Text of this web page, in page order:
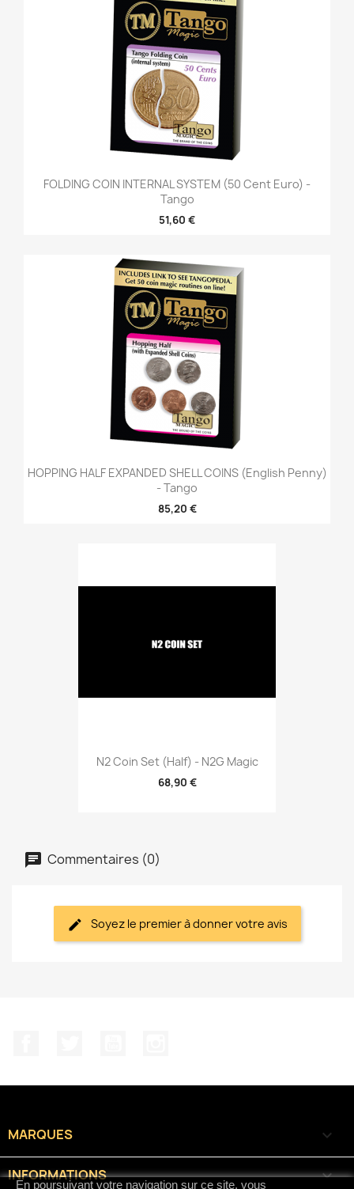
FOLDING COIN INTERNAL SYSTEM (50 Cent Euro) -
Tango
51,60 €
HOPPING HALF EXPANDED SHELL COINS (English Penny)
- Tango
85,20 €
N2 Coin Set (Half) - N2G Magic
68,90 €
Commentaires (0)
Soyez le premier à donner votre avis
MARQUES 
INFORMATIONS 
En poursuivant votre navigation sur ce site, vous